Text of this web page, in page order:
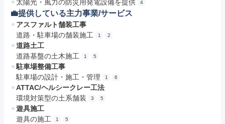
太陽光・風力の防災用発電設備を提供 4
💼提供している主力事業/サービス
アスファルト舗装工事
道路・駐車場の舗装施工
1 2
道路土工
道路基盤の土木施工
1 5
駐車場整備工事
駐車場の設計・施工・管理
1 6
ATTAC/ヘルシークレー工法
環境対策型の土系舗装
3 5
遊具施工
遊具の施工
1 5